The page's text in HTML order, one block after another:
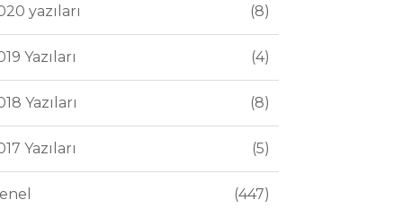
yazıları 8
Yazıları 4
Yazıları 8
Yazıları 5
447